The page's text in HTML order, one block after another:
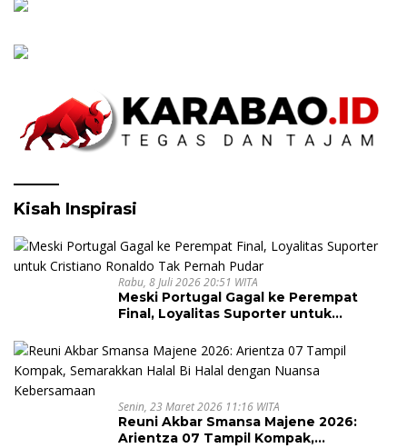
Kisah Inspirasi
Rabu, 8 Juli 2026 20:51 WITA
Meski Portugal Gagal ke Perempat
Final, Loyalitas Suporter untuk
Senin, 23 Maret 2026 11:16 WITA
Reuni Akbar Smansa Majene 2026:
Arientza 07 Tampil Kompak,